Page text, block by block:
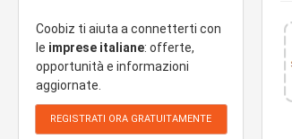
Coobiz ti aiuta a connetterti con
le imprese italiane: offerte,
opportunità e informazioni
aggiornate.